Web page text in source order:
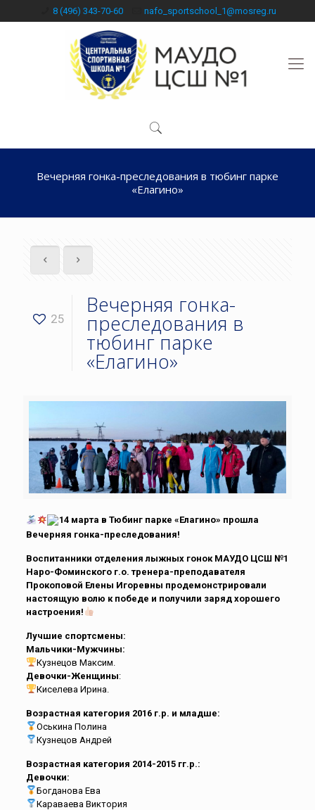
8 (496) 343-70-60 nafo_sportschool_1@mosreg.ru
Вечерняя гонка-преследования в тюбинг парке
«Елагино»
25
Вечерняя гонка-
преследования в
тюбинг парке
«Елагино»
14 марта в Тюбинг парке «Елагино» прошла
Вечерняя гонка-преследования!
Воспитанники отделения лыжных гонок МАУДО ЦСШ №1
Наро-Фоминского г.о. тренера-преподавателя
Прокоповой Елены Игоревны продемонстрировали
настоящую волю к победе и получили заряд хорошего
настроения!
Лучшие спортсмены:
Мальчики-Мужчины:
Кузнецов Максим.
Девочки-Женщины:
Киселева Ирина.
Возрастная категория 2016 г.р. и младше:
Оськина Полина
Кузнецов Андрей
Возрастная категория 2014-2015 гг.р.:
Девочки:
Богданова Ева
Караваева Виктория